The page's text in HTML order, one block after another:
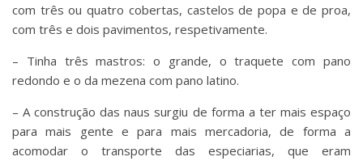
com três ou quatro cobertas, castelos de popa e de proa,
com três e dois pavimentos, respetivamente.
– Tinha três mastros: o grande, o traquete com pano
redondo e o da mezena com pano latino.
– A construção das naus surgiu de forma a ter mais espaço
para mais gente e para mais mercadoria, de forma a
acomodar o transporte das especiarias, que eram